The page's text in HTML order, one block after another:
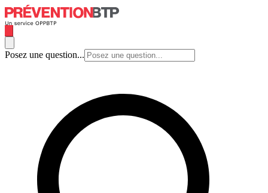
Posez une question...